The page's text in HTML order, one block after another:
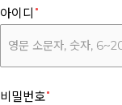
아이디
비밀번호